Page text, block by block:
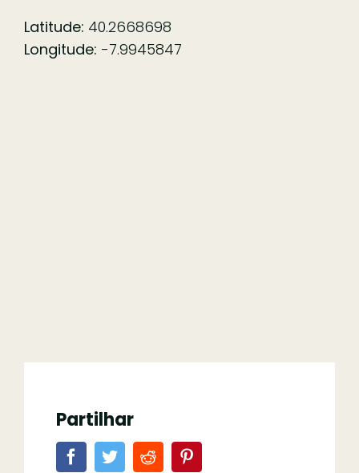
Latitude: 40.2668698
Longitude: -7.9945847
Partilhar